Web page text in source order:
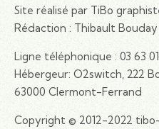
Site réalisé par TiBo
Rédaction : Thibault Bouday
Ligne téléphonique : 03 63
Hébergeur: O2switch, 222
63000 Clermont-Ferrand
Copyright © 2012-2022